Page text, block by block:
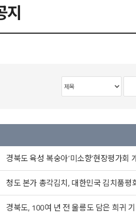
지
경북도 육성 복숭아‘미소향’현장평가회
청도 본가 총각김치, 대한민국 김치품평
경북도, 100여 년 전 울릉도 담은 희귀